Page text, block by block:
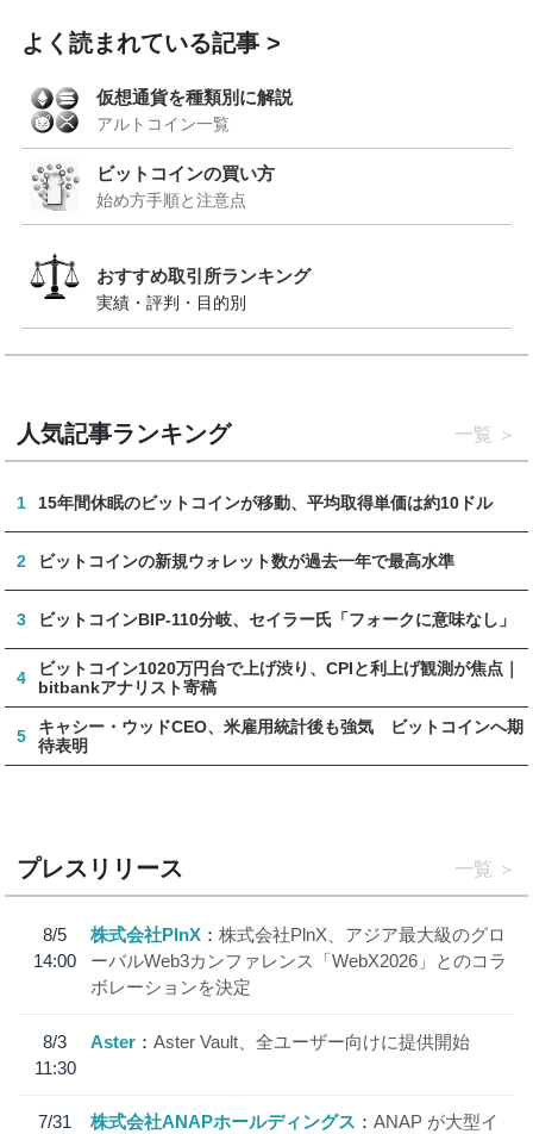
よく読まれている記事
仮想通貨を種類別に解説
アルトコイン一覧
ビットコインの買い方
始め方手順と注意点
おすすめ取引所ランキング
実績・評判・目的別
人気記事ランキング 一覧
1 15年間休眠のビットコインが移動、平均取得単価は約10ドル
2 ビットコインの新規ウォレット数が過去一年で最高水準
3 ビットコインBIP-110分岐、セイラー氏「フォークに意味なし」
4
ビットコイン1020万円台で上げ渋り、CPIと利上げ観測が焦点｜
bitbankアナリスト寄稿
5
キャシー・ウッドCEO、米雇用統計後も強気 ビットコインへ期
待表明
プレスリリース 一覧
8/5
14:00
株式会社PlnX
株式会社PlnX、アジア最大級のグロ
ーバルWeb3カンファレンス「WebX2026」とのコラ
ボレーションを決定
8/3
11:30
Aster Aster Vault、全ユーザー向けに提供開始
7/31
株式会社ANAPホールディングス
ANAP が大型イ